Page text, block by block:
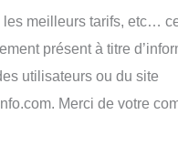
les meilleurs tarifs, etc…
présent à titre
utilisateurs ou du site
Merci de votre